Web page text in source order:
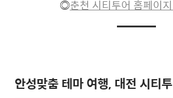
◎춘천 시티투어 홈페이
안성맞춤 테마 여행, 대전 시티